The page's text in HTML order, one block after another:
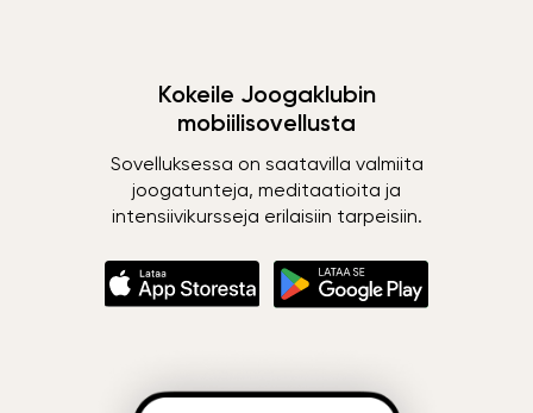
Kokeile Joogaklubin
mobiilisovellusta
Sovelluksessa on saatavilla valmiita
joogatunteja, meditaatioita ja
intensiivikursseja erilaisiin tarpeisiin.